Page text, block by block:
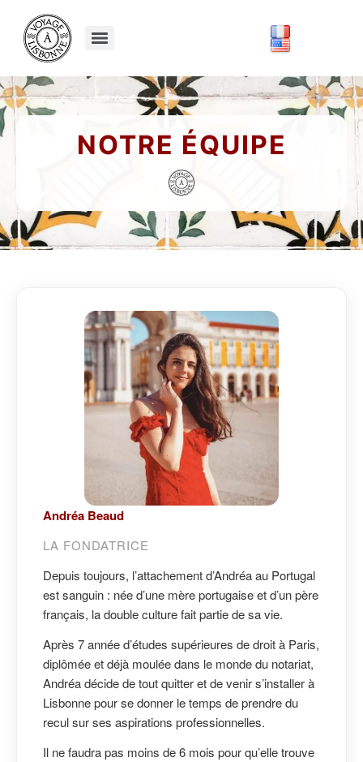
NOTRE ÉQUIPE
Andréa Beaud
LA FONDATRICE
Depuis toujours, l’attachement d’Andréa au Portugal
est sanguin : née d’une mère portugaise et d’un père
français, la double culture fait partie de sa vie.
Après 7 année d’études supérieures de droit à Paris,
diplômée et déjà moulée dans le monde du notariat,
Andréa décide de tout quitter et de venir s’installer à
Lisbonne pour se donner le temps de prendre du
recul sur ses aspirations professionnelles.
Il ne faudra pas moins de 6 mois pour qu’elle trouve